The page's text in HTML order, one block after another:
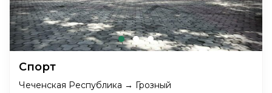
Спорт
Чеченская Республика → Грозный